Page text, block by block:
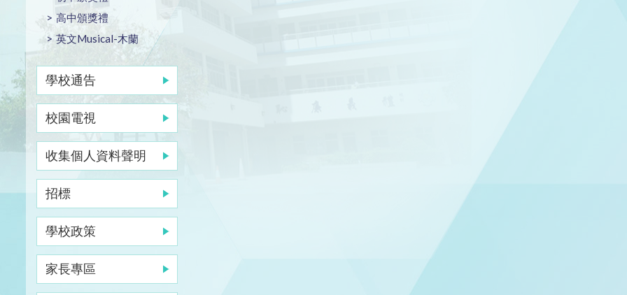
高中頒獎禮
英文Musical-木蘭
學校通告
校園電視
收集個人資料聲明
招標
學校政策
家長專區